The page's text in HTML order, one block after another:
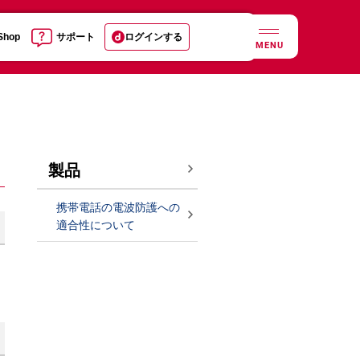
サポート ログインする
MENU
製品
携帯電話の電波防護への
適合性について